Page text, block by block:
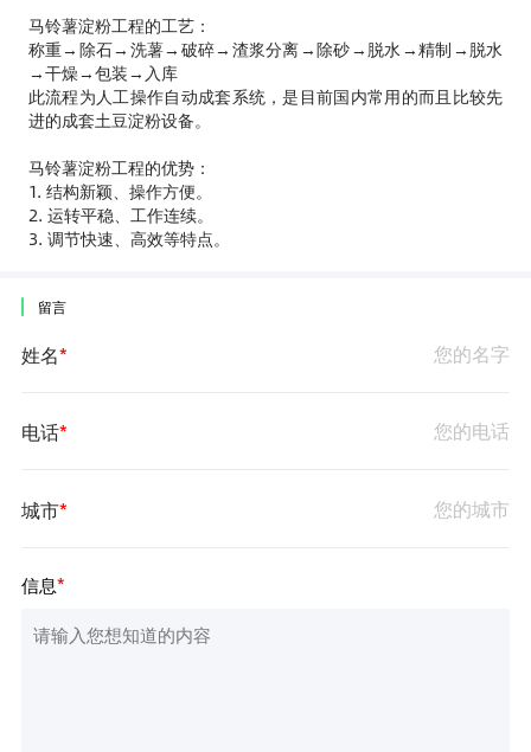
马铃薯淀粉工程的工艺：
称重→除石→洗薯→破碎→渣浆分离→除砂→脱水→精制→脱水
→干燥→包装→入库
此流程为人工操作自动成套系统，是目前国内常用的而且比较先
进的成套土豆淀粉设备。
马铃薯淀粉工程的优势：
1. 结构新颖、操作方便。
2. 运转平稳、工作连续。
3. 调节快速、高效等特点。
留言
姓名*
电话*
城市*
信息*